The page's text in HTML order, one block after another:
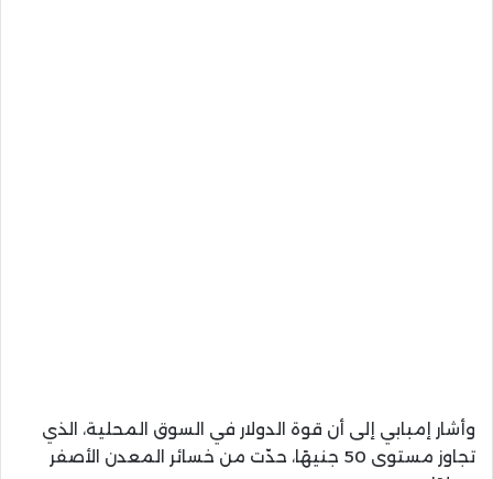
وأشار إمبابي إلى أن قوة الدولار في السوق المحلية، الذي
تجاوز مستوى 50 جنيهًا، حدّت من خسائر المعدن الأصفر